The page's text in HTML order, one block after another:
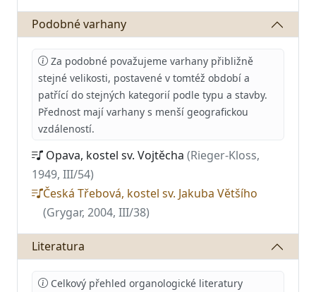
Podobné varhany
Za podobné považujeme varhany přibližně
stejné velikosti, postavené v tomtéž období a
patřící do stejných kategorií podle typu a stavby.
Přednost mají varhany s menší geografickou
vzdáleností.
Opava, kostel sv. Vojtěcha (Rieger-Kloss,
1949, III/54)
Česká Třebová, kostel sv. Jakuba Většího
(Grygar, 2004, III/38)
Literatura
Celkový přehled organologické literatury